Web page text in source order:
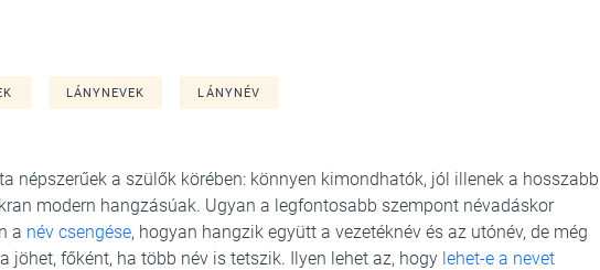
LÁNYNEVEK LÁNYNÉV
népszerűek a szülők körében: könnyen kimondhatók, jól illenek a hosszabb
modern hangzásúak. Ugyan a legfontosabb szempont névadáskor
a név csengése, hogyan hangzik együtt a vezetéknév és az utónév, de még
jöhet, főként, ha több név is tetszik. Ilyen lehet az, hogy lehet-e a nevet